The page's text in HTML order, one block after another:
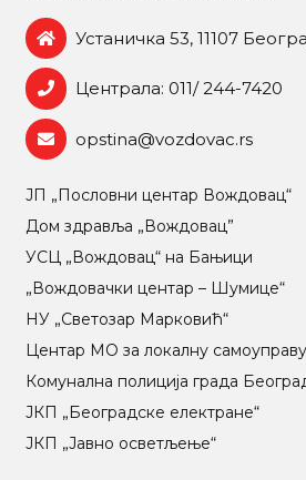
Устаничка 53, 11107
Централа: 011/ 244-7420
opstina@vozdovac.rs
ЈП „Пословни центар Вождовац“
Дом здравља „Вождовац”
УСЦ „Вождовац“ на Бањици
„Вождовачки центар – Шумице“
НУ „Светозар Марковић“
Центар МO за локалну
Комунална полиција града
ЈКП „Београдске електране“
ЈКП „Јавно осветљење“